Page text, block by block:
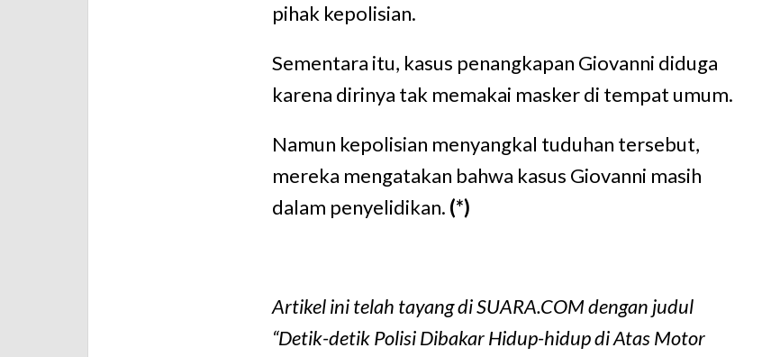
pihak kepolisian.
Sementara itu, kasus penangkapan Giovanni diduga
karena dirinya tak memakai masker di tempat umum.
Namun kepolisian menyangkal tuduhan tersebut,
mereka mengatakan bahwa kasus Giovanni masih
dalam penyelidikan. (*)
Artikel ini telah tayang di SUARA.COM dengan judul
“Detik-detik Polisi Dibakar Hidup-hidup di Atas Motor